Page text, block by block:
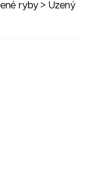
ryby> Uzený